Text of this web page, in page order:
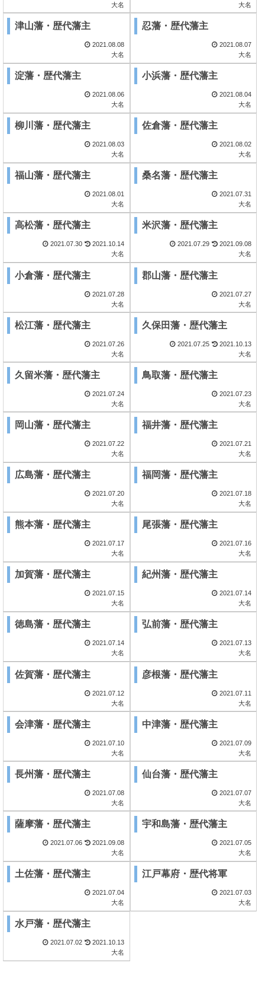
大名
大名
津山藩・歴代藩主
2021.08.08
大名
忍藩・歴代藩主
2021.08.07
大名
淀藩・歴代藩主
2021.08.06
大名
小浜藩・歴代藩主
2021.08.04
大名
柳川藩・歴代藩主
2021.08.03
大名
佐倉藩・歴代藩主
2021.08.02
大名
福山藩・歴代藩主
2021.08.01
大名
桑名藩・歴代藩主
2021.07.31
大名
高松藩・歴代藩主
2021.07.30
2021.10.14
大名
米沢藩・歴代藩主
2021.07.29
2021.09.08
大名
小倉藩・歴代藩主
2021.07.28
大名
郡山藩・歴代藩主
2021.07.27
大名
松江藩・歴代藩主
2021.07.26
大名
久保田藩・歴代藩主
2021.07.25
2021.10.13
大名
久留米藩・歴代藩主
2021.07.24
大名
鳥取藩・歴代藩主
2021.07.23
大名
岡山藩・歴代藩主
2021.07.22
大名
福井藩・歴代藩主
2021.07.21
大名
広島藩・歴代藩主
2021.07.20
大名
福岡藩・歴代藩主
2021.07.18
大名
熊本藩・歴代藩主
2021.07.17
大名
尾張藩・歴代藩主
2021.07.16
大名
加賀藩・歴代藩主
2021.07.15
大名
紀州藩・歴代藩主
2021.07.14
大名
徳島藩・歴代藩主
2021.07.14
大名
弘前藩・歴代藩主
2021.07.13
大名
佐賀藩・歴代藩主
2021.07.12
大名
彦根藩・歴代藩主
2021.07.11
大名
会津藩・歴代藩主
2021.07.10
大名
中津藩・歴代藩主
2021.07.09
大名
長州藩・歴代藩主
2021.07.08
大名
仙台藩・歴代藩主
2021.07.07
大名
薩摩藩・歴代藩主
2021.07.06
2021.09.08
大名
宇和島藩・歴代藩主
2021.07.05
大名
土佐藩・歴代藩主
2021.07.04
大名
江戸幕府・歴代将軍
2021.07.03
大名
水戸藩・歴代藩主
2021.07.02
2021.10.13
大名